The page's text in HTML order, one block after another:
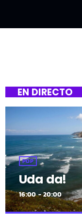
EN DIRECTO
POP
Uda da!
16:00 - 20:00